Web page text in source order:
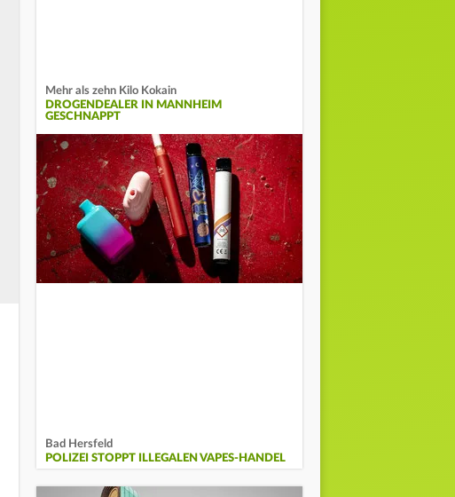
Mehr als zehn Kilo Kokain
DROGENDEALER IN MANNHEIM
GESCHNAPPT
Bad Hersfeld
POLIZEI STOPPT ILLEGALEN VAPES-HANDEL